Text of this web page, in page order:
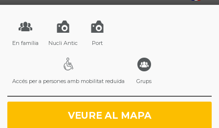
En família Nucli Antic Port
Accés per a persones amb mobilitat reduïda Grups
VEURE AL MAPA